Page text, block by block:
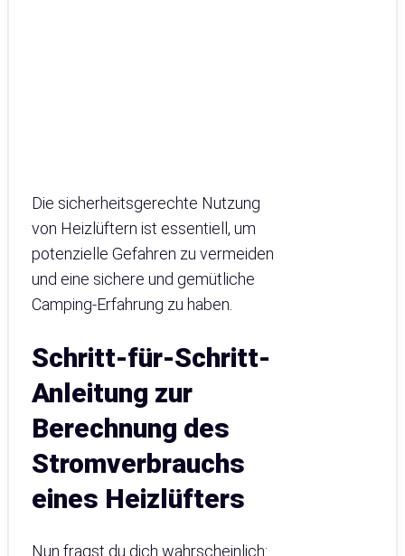
Die sicherheitsgerechte Nutzung
von Heizlüftern ist essentiell, um
potenzielle Gefahren zu vermeiden
und eine sichere und gemütliche
Camping-Erfahrung zu haben.
Schritt-für-Schritt-
Anleitung zur
Berechnung des
Stromverbrauchs
eines Heizlüfters
Nun fragst du dich wahrscheinlich: